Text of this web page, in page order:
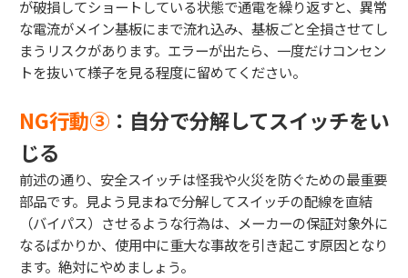
が破損してショートしている状態で通電を繰り返すと、異常
な電流がメイン基板にまで流れ込み、基板ごと全損させてし
まうリスクがあります。エラーが出たら、一度だけコンセン
トを抜いて様子を見る程度に留めてください。
NG行動③ ：自分で分解してスイッチをい
じる
前述の通り、安全スイッチは怪我や火災を防ぐための最重要
部品です。見よう見まねで分解してスイッチの配線を直結
（バイパス）させるような行為は、メーカーの保証対象外に
なるばかりか、使用中に重大な事故を引き起こす原因となり
ます。絶対にやめましょう。